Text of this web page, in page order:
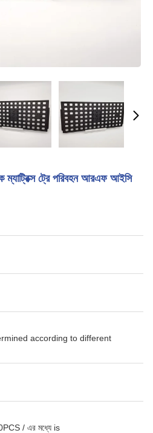
ম্যাট্রিক্স ট্রে পরিবহন আরএফ আইসি
according to different
/ এর মধ্যে is